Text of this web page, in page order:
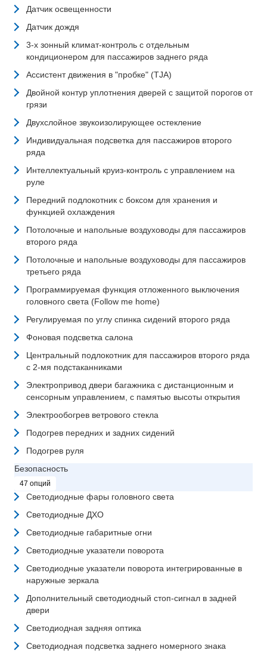
Датчик освещенности
Датчик дождя
3-х зонный климат-контроль с отдельным
кондиционером для пассажиров заднего ряда
Ассистент движения в "пробке" (TJA)
Двойной контур уплотнения дверей с защитой порогов от
грязи
Двухслойное звукоизолирующее остекление
Индивидуальная подсветка для пассажиров второго
ряда
Интеллектуальный круиз-контроль с управлением на
руле
Передний подлокотник с боксом для хранения и
функцией охлаждения
Потолочные и напольные воздуховоды для пассажиров
второго ряда
Потолочные и напольные воздуховоды для пассажиров
третьего ряда
Программируемая функция отложенного выключения
головного света (Follow me home)
Регулируемая по углу спинка сидений второго ряда
Фоновая подсветка салона
Центральный подлокотник для пассажиров второго ряда
с 2-мя подстаканниками
Электропривод двери багажника с дистанционным и
сенсорным управлением, с памятью высоты открытия
Электрообогрев ветрового стекла
Подогрев передних и задних сидений
Подогрев руля
Безопасность
47 опций
Светодиодные фары головного света
Светодиодные ДХО
Светодиодные габаритные огни
Светодиодные указатели поворота
Светодиодные указатели поворота интегрированные в
наружные зеркала
Дополнительный светодиодный стоп-сигнал в задней
двери
Светодиодная задняя оптика
Светодиодная подсветка заднего номерного знака